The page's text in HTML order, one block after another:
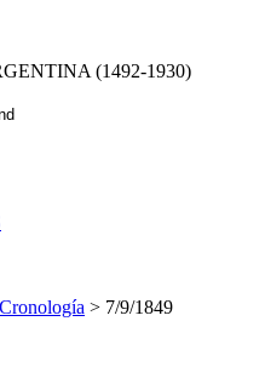
(1492-1930)
Cronología > 7/9/1849